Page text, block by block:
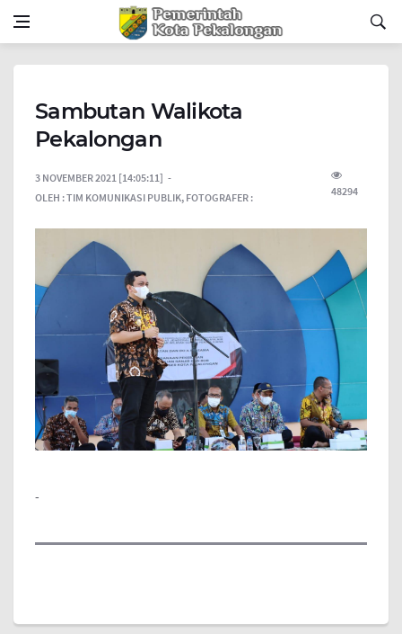
Sambutan Walikota
Pekalongan
3 NOVEMBER 2021 [14:05:11]
OLEH :TIM KOMUNIKASI PUBLIK, FOTOGRAFER : 48294
-